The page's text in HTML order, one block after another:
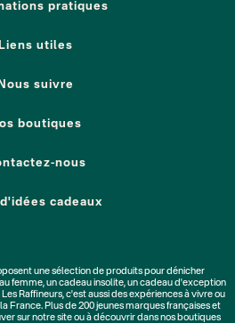
pratiques
Liens utiles
Nous suivre
boutiques
nous
cadeaux
une sélection de produits pour dénicher
femme, uncadeau insolite, uncadeau d'exception
Raffineurs, c'est aussi desexpériences à vivreou
France. Plus de200 jeunes marquesfrançaises et
sur notre site ou à découvrir dans nos boutiques